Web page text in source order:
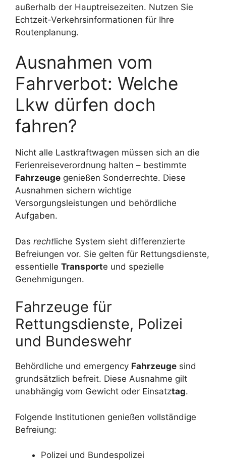
außerhalb der Hauptreisezeiten. Nutzen Sie
Echtzeit-Verkehrsinformationen für Ihre
Routenplanung.
Ausnahmen vom
Fahrverbot: Welche
Lkw dürfen doch
fahren?
Nicht alle Lastkraftwagen müssen sich an die
Ferienreiseverordnung halten – bestimmte
Fahrzeuge genießen Sonderrechte. Diese
Ausnahmen sichern wichtige
Versorgungsleistungen und behördliche
Aufgaben.
Das rechtliche System sieht differenzierte
Befreiungen vor. Sie gelten für Rettungsdienste,
essentielle Transporte und spezielle
Genehmigungen.
Fahrzeuge für
Rettungsdienste, Polizei
und Bundeswehr
Behördliche und emergency Fahrzeuge sind
grundsätzlich befreit. Diese Ausnahme gilt
unabhängig vom Gewicht oder Einsatztag.
Folgende Institutionen genießen vollständige
Befreiung:
Polizei und Bundespolizei